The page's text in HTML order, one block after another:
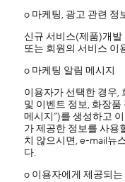
ο 마케팅, 광고 관련 정
신규 서비스(제품)개발
또는 회원의 서비스 이
ο 마케팅 알림 메시지
이용자가 선택한 경우,
및 이벤트 정보, 화장품
메시지”)를 생성하고
가 제공한 정보를 사용
치 않으시면, e-mail뉴
다.
ο 이용자에게 제공되는